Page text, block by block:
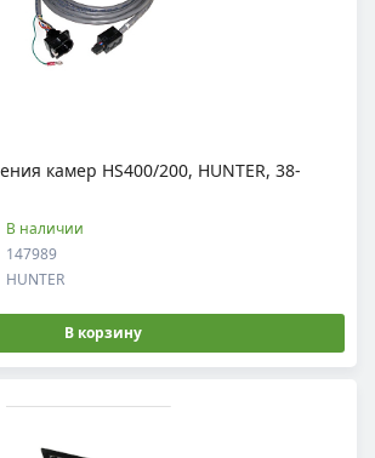
камер HS400/200, HUNTER, 38-
147989
В наличии
HUNTER
В корзину